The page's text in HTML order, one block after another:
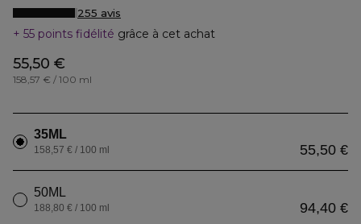
255 avis
55 points fidélité grâce à cet achat
55,50 €
158,57 € / 100 ml
35ML
55,50 €
158,57 € / 100 ml
50ML
94,40 €
188,80 € / 100 ml